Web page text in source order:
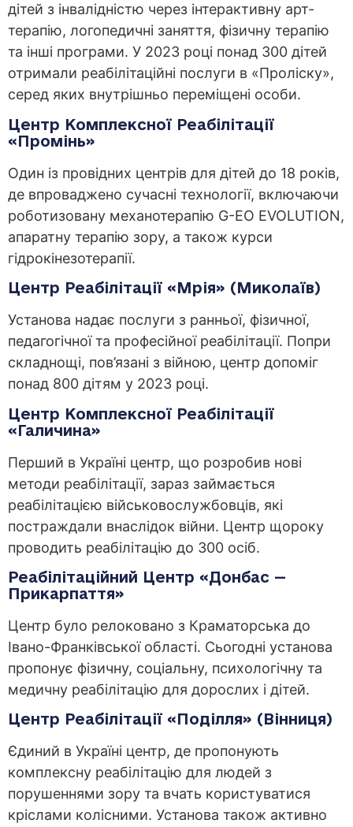
дітей з інвалідністю через інтерактивну арт-
терапію, логопедичні заняття, фізичну терапію
та інші програми. У 2023 році понад 300 дітей
отримали реабілітаційні послуги в «Проліску»,
серед яких внутрішньо переміщені особи.
Центр Комплексної Реабілітації
«Промінь»
Один із провідних центрів для дітей до 18 років,
де впроваджено сучасні технології, включаючи
роботизовану механотерапію G-EO EVOLUTION,
апаратну терапію зору, а також курси
гідрокінезотерапії.
Центр Реабілітації «Мрія» (Миколаїв)
Установа надає послуги з ранньої, фізичної,
педагогічної та професійної реабілітації. Попри
складнощі, пов’язані з війною, центр допоміг
понад 800 дітям у 2023 році.
Центр Комплексної Реабілітації
«Галичина»
Перший в Україні центр, що розробив нові
методи реабілітації, зараз займається
реабілітацією військовослужбовців, які
постраждали внаслідок війни. Центр щороку
проводить реабілітацію до 300 осіб.
Реабілітаційний Центр «Донбас —
Прикарпаття»
Центр було релоковано з Краматорська до
Івано-Франківської області. Сьогодні установа
пропонує фізичну, соціальну, психологічну та
медичну реабілітацію для дорослих і дітей.
Центр Реабілітації «Поділля» (Вінниця)
Єдиний в Україні центр, де пропонують
комплексну реабілітацію для людей з
порушеннями зору та вчать користуватися
кріслами колісними. Установа також активно